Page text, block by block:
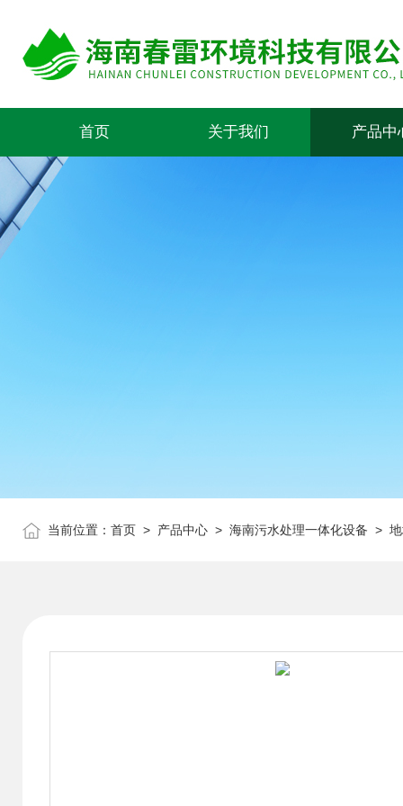
首页 关于我们 产品中
当前位置： 首页 > 产品中心 > 海南污水处理一体化设备 >